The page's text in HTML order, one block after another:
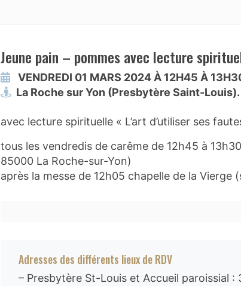
Jeune pain – pommes avec lecture
VENDREDI 01 MARS 2024 À 12H45 À
La Roche sur Yon (Presbytère Saint-Louis).
avec lecture spirituelle « L’art d’utiliser ses
tous les vendredis de carême de 12h45 à
85000 La Roche-sur-Yon)
après la messe de 12h05 chapelle de la
Adresses des différents lieux de RDV
– Presbytère St-Louis et Accueil paroissial :